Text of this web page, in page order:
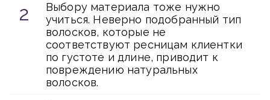
Выбору материала тоже нужно
учиться. Неверно подобранный тип
волосков, которые не
соответствуют ресницам клиентки
по густоте и длине, приводит к
повреждению натуральных
волосков.